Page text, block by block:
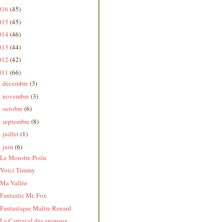
(45)
(45)
(46)
(44)
(42)
(66)
décembre (3)
novembre (3)
octobre (6)
septembre (8)
juillet(1)
juin (6)
Le Monstre Poilu
Voici Timmy
Ma Vallée
Fantastic Mr. Fox
Fantastique Maître Renard